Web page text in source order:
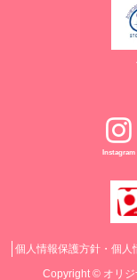
Instagram
個人情報保護方針・個人
Copyright © オリ